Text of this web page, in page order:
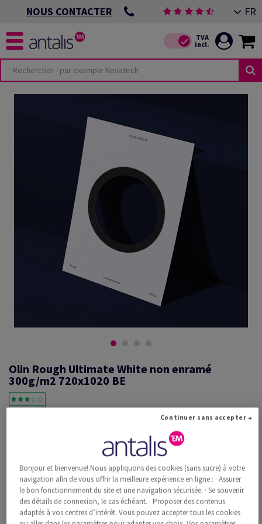
NOUS CONTACTER FR
Olin Rough Ultimate White non enramé
300g/m2 720x1020 BE
Olin, Rough, Ultimate White, mat, sans bois ECF, 300g/m2, 720mm x
1020mm, B1+, BE, Pal. 2800 flles non enramées, FSC Mix Credit
Information additionnelle
Recommander ce produit
Prix catalogue TVA incl.
CHF 3'384.83 35.41% Rabais
Bonjour et bienvenue! Nous appliquons des cookies (sans sucre) à votre
navigation afin de vous offrir la meilleure expérience en ligne : · Assurer
le bon fonctionnement du site et une navigation sécurisée. · Se souvenir
des détails de connexion, le cas échéant. · Proposer des contenus
adaptés à vos centres d’intérêt. Vous pouvez accepter tous les cookies
Continuer sans accepter →